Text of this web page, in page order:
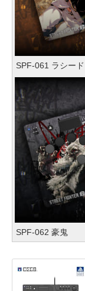
SPF-061 ラシード
SPF-062 豪鬼